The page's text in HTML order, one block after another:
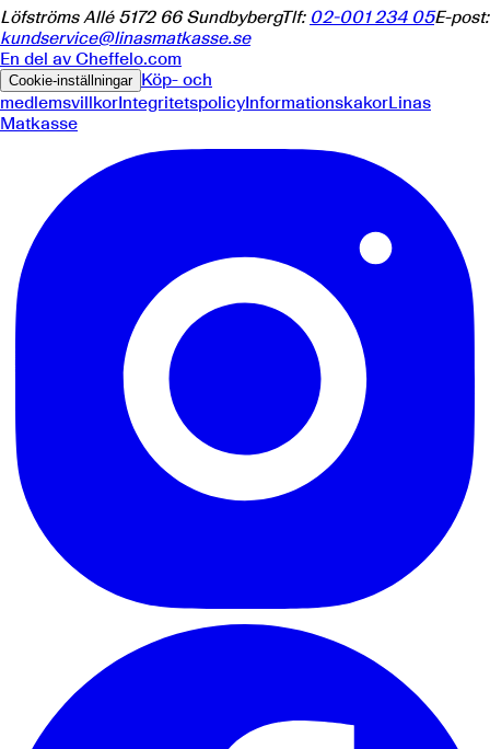
Löfströms Allé 5172 66 SundbybergTlf: 02-001 234 05E-post:
kundservice@linasmatkasse.se
En del av Cheffelo.com
Cookie-inställningar Köp- och
medlemsvillkorIntegritetspolicyInformationskakorLinas
Matkasse